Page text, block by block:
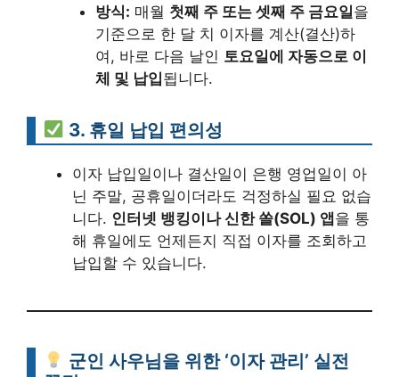
방식: 매월 첫째 주 또는 셋째 주 금요일을
기준으로 한 달 치 이자를 계산(결산)하
여, 바로 다음 날인 토요일에 자동으로 이
체 및 납입됩니다.
3. 휴일 납입 편의성
이자 납입일이나 결산일이 은행 영업일이 아
닌 주말, 공휴일이더라도 걱정하실 필요 없습
니다. 인터넷 뱅킹이나 신한 쏠(SOL) 앱 을 통
해 휴일에도 언제든지 직접 이자를 조회하고
납입할 수 있습니다.
군인 사우님을 위한 ‘이자 관리’ 실전